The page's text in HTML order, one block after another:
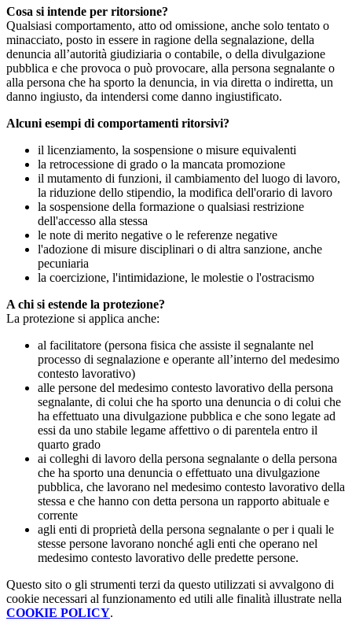
Cosa si intende per ritorsione?
Qualsiasi comportamento, atto od omissione, anche solo tentato o
minacciato, posto in essere in ragione della segnalazione, della
denuncia all’autorità giudiziaria o contabile, o della divulgazione
pubblica e che provoca o può provocare, alla persona segnalante o
alla persona che ha sporto la denuncia, in via diretta o indiretta, un
danno ingiusto, da intendersi come danno ingiustificato.
Alcuni esempi di comportamenti ritorsivi?
il licenziamento, la sospensione o misure equivalenti
la retrocessione di grado o la mancata promozione
il mutamento di funzioni, il cambiamento del luogo di lavoro,
la riduzione dello stipendio, la modifica dell'orario di lavoro
la sospensione della formazione o qualsiasi restrizione
dell'accesso alla stessa
le note di merito negative o le referenze negative
l'adozione di misure disciplinari o di altra sanzione, anche
pecuniaria
la coercizione, l'intimidazione, le molestie o l'ostracismo
A chi si estende la protezione?
La protezione si applica anche:
al facilitatore (persona fisica che assiste il segnalante nel
processo di segnalazione e operante all’interno del medesimo
contesto lavorativo)
alle persone del medesimo contesto lavorativo della persona
segnalante, di colui che ha sporto una denuncia o di colui che
ha effettuato una divulgazione pubblica e che sono legate ad
essi da uno stabile legame affettivo o di parentela entro il
quarto grado
ai colleghi di lavoro della persona segnalante o della persona
che ha sporto una denuncia o effettuato una divulgazione
pubblica, che lavorano nel medesimo contesto lavorativo della
stessa e che hanno con detta persona un rapporto abituale e
corrente
agli enti di proprietà della persona segnalante o per i quali le
stesse persone lavorano nonché agli enti che operano nel
medesimo contesto lavorativo delle predette persone.
Questo sito o gli strumenti terzi da questo utilizzati si avvalgono di
cookie necessari al funzionamento ed utili alle finalità illustrate nella
COOKIE POLICY.